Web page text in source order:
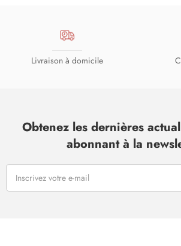
Livraison à domicile
Obtenez les dernières
abonnant à la